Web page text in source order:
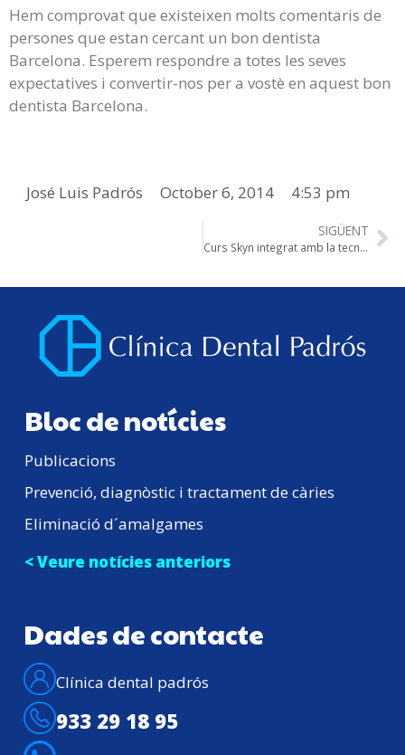
Hem comprovat que existeixen molts comentaris de
persones que estan cercant un bon dentista
Barcelona. Esperem respondre a totes les seves
expectatives i convertir-nos per a vostè en aquest bon
dentista Barcelona.
José Luis Padrós October 6, 2014 4:53 pm
SIGÜENT
Curs Skyn integrat amb la tecnologia cad-cam
Bloc de notícies
Publicacions
Prevenció, diagnòstic i tractament de càries
Eliminació d´amalgames
< Veure notícies anteriors
Dades de contacte
Clínica dental padrós
933 29 18 95